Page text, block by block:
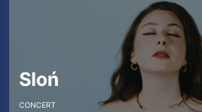
Infos
La Carte des
Actualités
Sloń
CONCERT